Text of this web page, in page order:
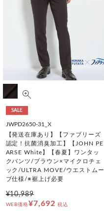
SALE
JWPD2650-31_X
【発送在庫あり】【ファブリーズ
認定！抗菌消臭加工】【JOHN PE
ARSE White】【春夏】ワンタッ
クパンツ/ブラウン×マイクロチェ
ック/ULTRA MOVE/ウエストムー
ブ仕様/※裾上げ必要
¥10,989
WEB価格¥7,692 税込